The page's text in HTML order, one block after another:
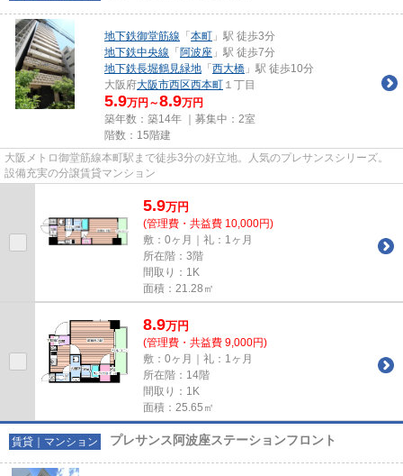
地下鉄御堂筋線 「 本町 」駅 徒歩3分
地下鉄中央線 「 阿波座 」駅 徒歩7分
地下鉄長堀鶴見緑地 「 西大橋 」駅 徒歩10分
大阪府大阪市西区西本町 １丁目
5.9万円～8.9万円
築年数：築14年 ｜募集中： 2室
階数：15階建
大阪メトロ御堂筋線本町駅まで徒歩3分の好立地。人気のプレサンスシリーズ。
設備充実の分譲賃貸マンション
5.9万円
(管理費・共益費 10,000円)
敷：0ヶ月｜礼：1ヶ月
所在階：3階
間取り：1K
面積：21.28㎡
8.9万円
(管理費・共益費 9,000円)
敷：0ヶ月｜礼：1ヶ月
所在階：14階
間取り：1K
面積：25.65㎡
賃貸｜マンション プレサンス阿波座ステーションフロント